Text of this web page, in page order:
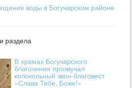
воды в Богучарском районе
раздела
В храмах Богучарского
благочиния прозвучал
колокольный звон-благовест
«Слава Тебе, Боже!»